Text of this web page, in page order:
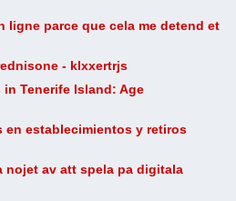
ligne parce que cela me detend et
- klxxertrjs
Tenerife Island: Age
en establecimientos y retiros
nojet av att spela pa digitala